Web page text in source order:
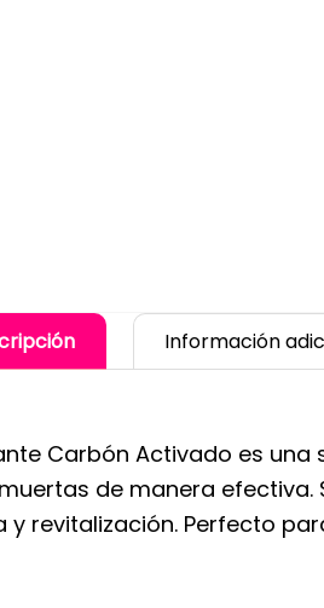
Información
Carbón Activado es
de manera
y revitalización. Perfecto